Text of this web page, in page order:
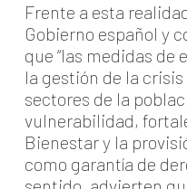
Frente a esta
Gobierno español y
que “las medidas
la gestión de la
sectores de la
vulnerabilidad,
Bienestar y la
como garantía de